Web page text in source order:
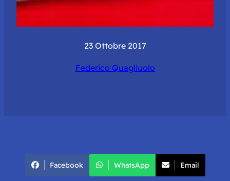
23 Ottobre 2017
Federico Quagliuolo
Facebook WhatsApp Email